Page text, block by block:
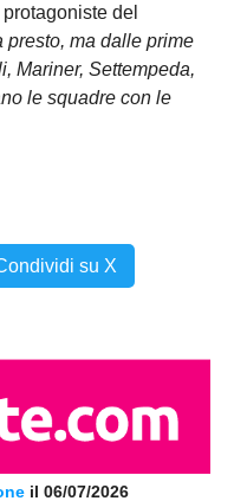
del
presto, ma dalle prime
Mariner, Settempeda,
le squadre con le
su X
il 06/07/2026